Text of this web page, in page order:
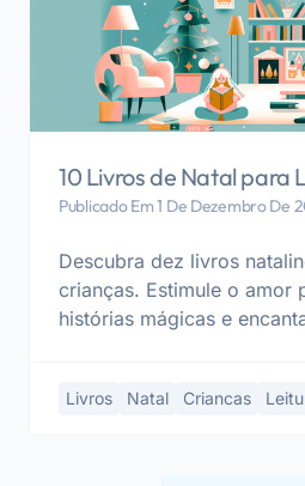
10 Livros de Natal para
Publicado Em 1 De Dezembro De
Descubra dez livros
crianças. Estimule o amor
histórias mágicas e
Livros Natal Criancas